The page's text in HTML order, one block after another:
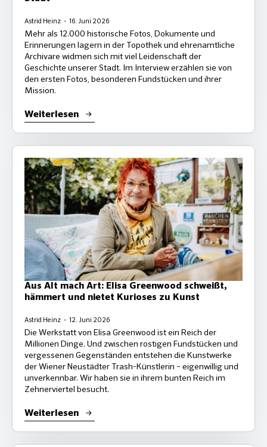
Astrid Heinz 16. Juni 2026
Mehr als 12.000 historische Fotos, Dokumente und
Erinnerungen lagern in der Topothek und ehrenamtliche
Archivare widmen sich mit viel Leidenschaft der
Geschichte unserer Stadt. Im Interview erzählen sie von
den ersten Fotos, besonderen Fundstücken und ihrer
Mission.
Weiterlesen
Aus Alt mach Art: Elisa Greenwood schweißt,
hämmert und nietet Kurioses zu Kunst
Astrid Heinz 12. Juni 2026
Die Werkstatt von Elisa Greenwood ist ein Reich der
Millionen Dinge. Und zwischen rostigen Fundstücken und
vergessenen Gegenständen entstehen die Kunstwerke
der Wiener Neustädter Trash-Künstlerin – eigenwillig und
unverkennbar. Wir haben sie in ihrem bunten Reich im
Zehnerviertel besucht.
Weiterlesen